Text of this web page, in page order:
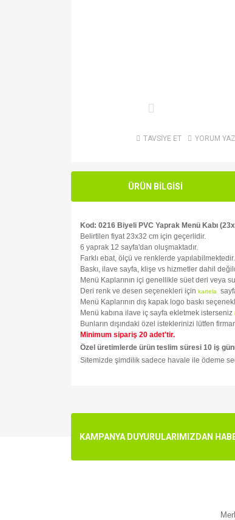
TAVSİYE ET YORUM YAZ
ÜRÜN BİLGİSİ
Kod: 0216 Biyeli PVC Yaprak Menü Kabı
Belirtilen fiyat 23x32 cm için geçerlidir.
6 yaprak 12 sayfa'dan oluşmaktadır.
Farklı ebat, ölçü ve renklerde yapılabilmektedir.
Baskı, ilave sayfa, klişe vs hizmetler dahil
Menü Kaplarının içi genellikle süet deri veya
Deri renk ve desen seçenekleri için kartela
Menü Kaplarının dış kapak logo baskı
Menü kabına ilave iç sayfa ekletmek isterseniz
Bunların dışındaki özel isteklerinizi lütfen
Minimum sipariş 20 adet'tir.
Özel üretimlerde ürün teslim süresi 10 iş
Sitemizde şimdilik sadece havale ile ödeme
Ürün resmi kalitesiz, bozuk veya
KAMPANYA DUYURULARIMIZDAN